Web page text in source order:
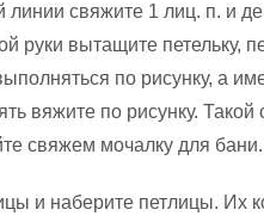
линии свяжите 1 лиц. п. и
руки вытащите петельку,
по рисунку, а
вяжите по рисунку.
свяжем мочалку для бани.
и наберите петлицы. Их